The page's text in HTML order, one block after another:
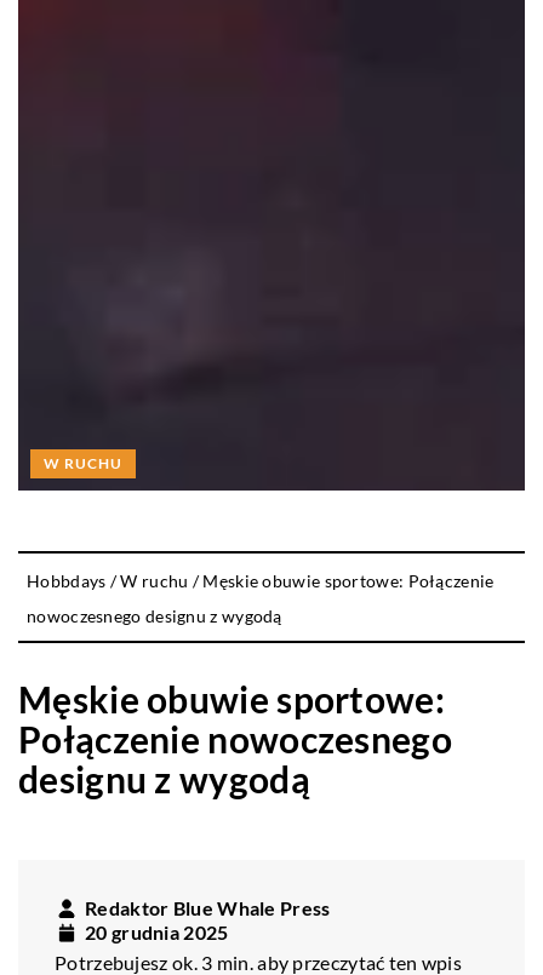
W RUCHU
Hobbdays /W ruchu /Męskie obuwie sportowe: Połączenie
nowoczesnego designu z wygodą
Męskie obuwie sportowe:
Połączenie nowoczesnego
designu z wygodą
Redaktor Blue Whale Press
20 grudnia 2025
Potrzebujesz ok. 3 min. aby przeczytać ten wpis